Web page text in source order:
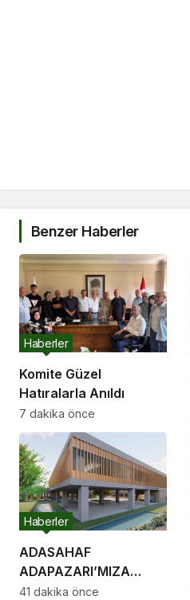
Benzer Haberler
Komite Güzel
Hatıralarla Anıldı
Haberler
7 dakika önce
ADASAHAF
ADAPAZARI’MIZA
HAYIRLI OLSUN
Haberler
41 dakika önce